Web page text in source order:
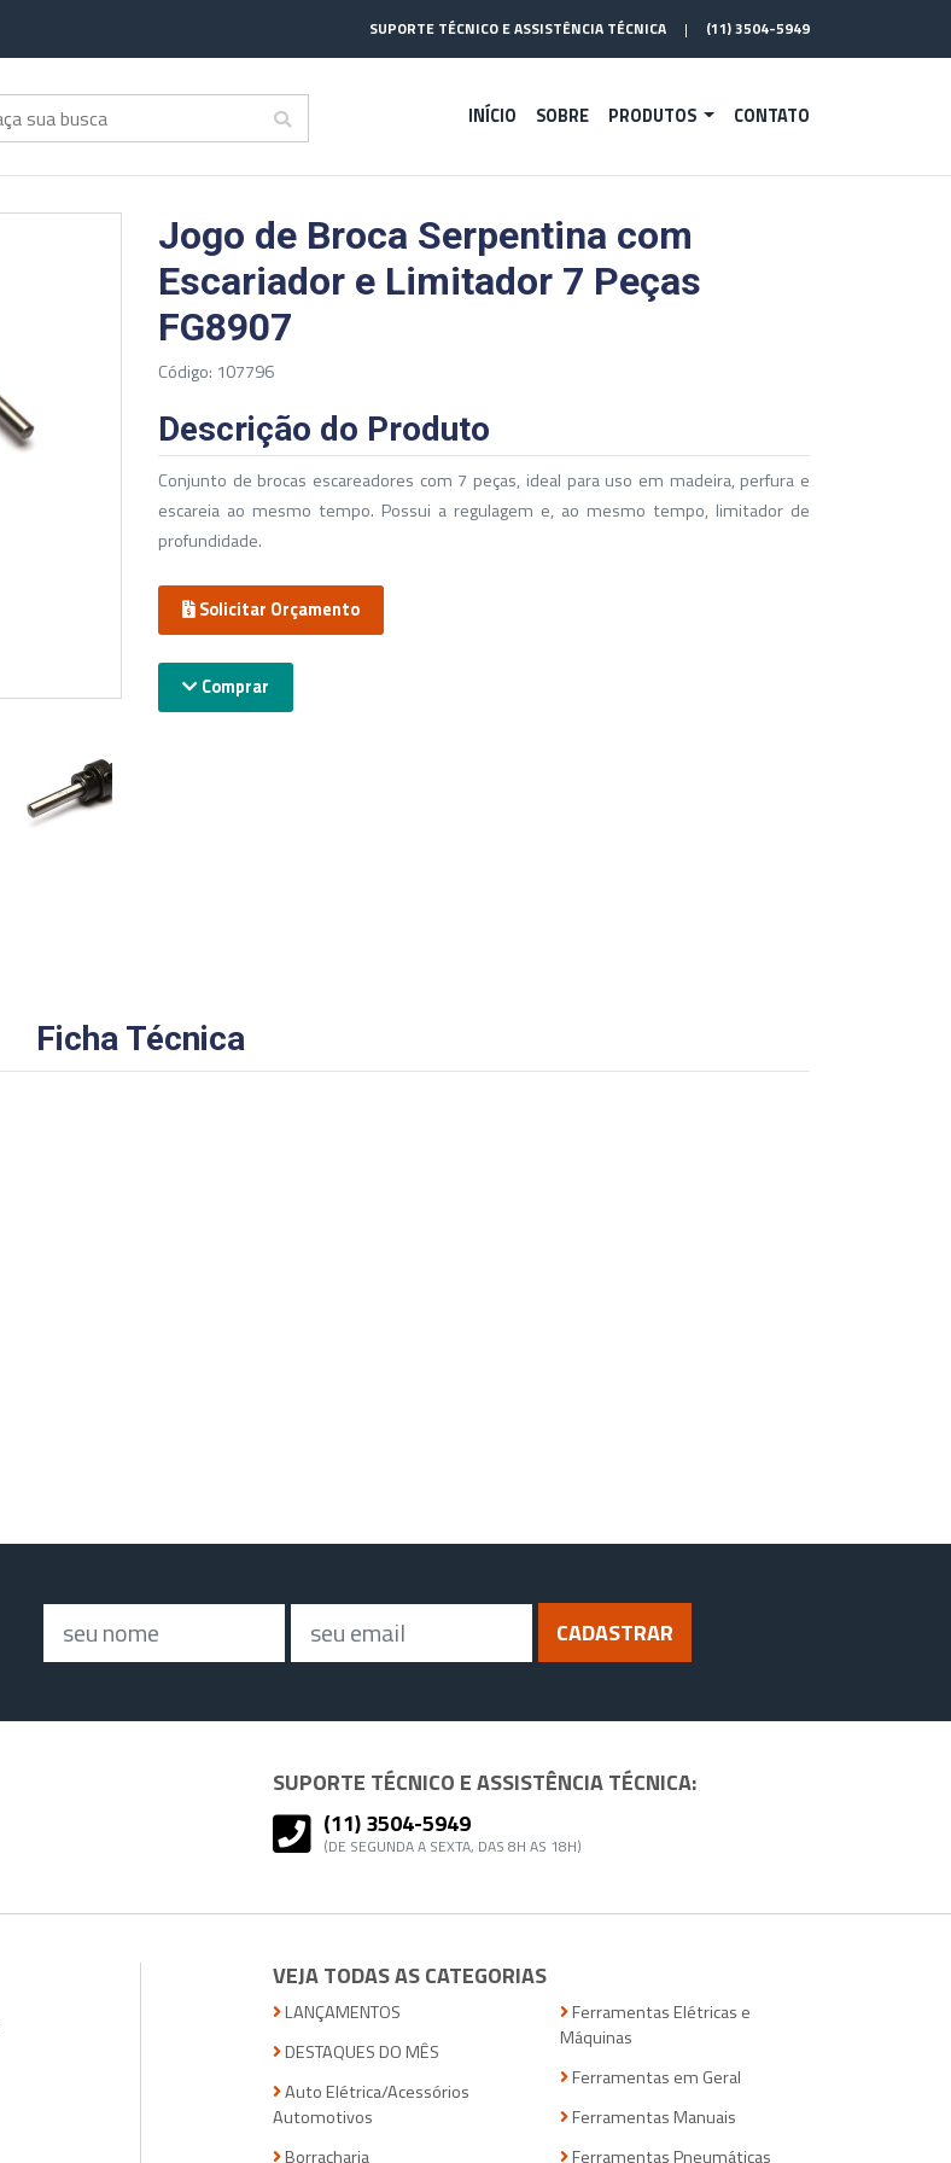
SUPORTE TÉCNICO E ASSISTÊNCIA TÉCNICA | (11) 3504-5949
INÍCIO SOBRE PRODUTOS CONTATO
Jogo de Broca Serpentina com
Escariador e Limitador 7 Peças
FG8907
Código: 107796
Descrição do Produto
Conjunto de brocas escareadores com 7 peças, ideal para uso em madeira, perfura e
escareia ao mesmo tempo. Possui a regulagem e, ao mesmo tempo, limitador de
profundidade.
Solicitar Orçamento
Comprar
Ficha Técnica
Nome CADASTRAR
SUPORTE TÉCNICO E ASSISTÊNCIA TÉCNICA:
(11) 3504-5949
(DE SEGUNDA A SEXTA, DAS 8H AS 18H)
VEJA TODAS AS CATEGORIAS
LANÇAMENTOS
DESTAQUES DO MÊS
Auto Elétrica/Acessórios
Automotivos
Borracharia
Ferramentas Elétricas e
Máquinas
Ferramentas em Geral
Ferramentas Manuais
Ferramentas Pneumáticas